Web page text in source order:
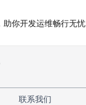
你开发运维畅行无忧
联系我们